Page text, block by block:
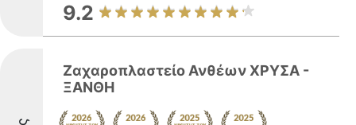
9.2
Ζαχαροπλαστείο Ανθέων ΧΡΥΣΑ -
ΞΑΝΘΗ